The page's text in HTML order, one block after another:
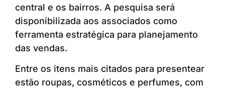
central e os bairros. A pesquisa será
disponibilizada aos associados como
ferramenta estratégica para planejamento
das vendas.
Entre os itens mais citados para presentear
estão roupas, cosméticos e perfumes, com